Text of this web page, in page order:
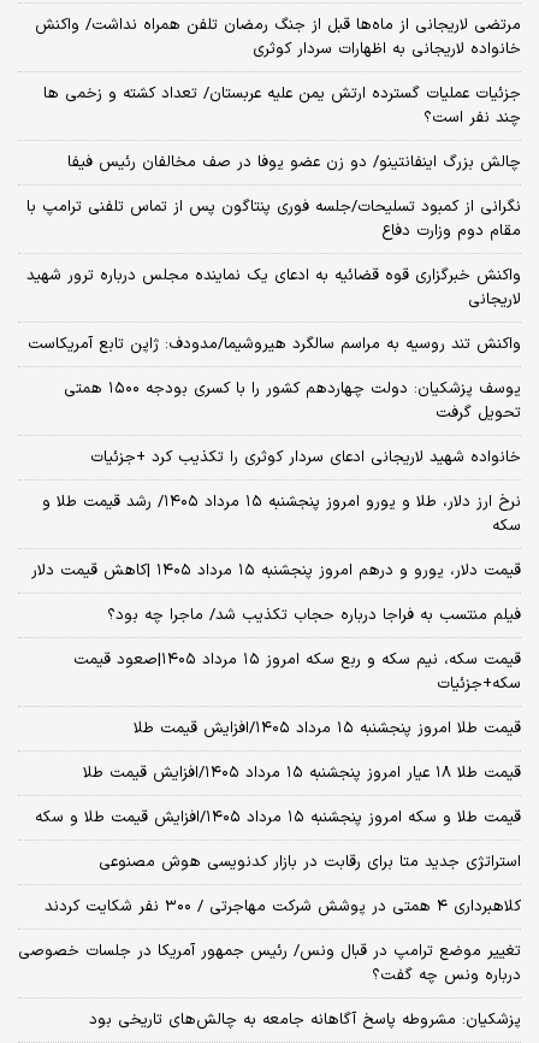
مرتضی لاریجانی از ماه‌ها قبل از جنگ رمضان تلفن همراه نداشت/ واکنش
خانواده لاریجانی به اظهارات سردار کوثری
جزئیات عملیات گسترده ارتش یمن علیه عربستان/ تعداد کشته و زخمی ها
چند نفر است؟
چالش بزرگ اینفانتینو/ دو زن عضو یوفا در صف مخالفان رئیس فیفا
نگرانی از کمبود تسلیحات/جلسه فوری پنتاگون پس از تماس تلفنی ترامپ با
مقام دوم وزارت دفاع
واکنش خبرگزاری قوه قضائیه به ادعای یک نماینده مجلس درباره ترور شهید
لاریجانی
واکنش تند روسیه به مراسم سالگرد هیروشیما/مدودف: ژاپن تابع آمریکاست
یوسف پزشکیان: دولت چهاردهم کشور را با کسری بودجه ۱۵۰۰ همتی
تحویل گرفت
خانواده شهید لاریجانی ادعای سردار کوثری را تکذیب کرد +جزئیات
نرخ ارز دلار، طلا و یورو امروز پنجشنبه ۱۵ مرداد ۱۴۰۵/ رشد قیمت طلا و
سکه
قیمت دلار، یورو و درهم امروز پنجشنبه ۱۵ مرداد ۱۴۰۵ |کاهش قیمت دلار
فیلم منتسب به فراجا درباره حجاب تکذیب شد/ ماجرا چه بود؟
قیمت سکه، نیم سکه و ربع سکه امروز ۱۵ مرداد ۱۴۰۵|صعود قیمت
سکه+جزئیات
قیمت طلا امروز پنجشنبه ۱۵ مرداد ۱۴۰۵/افزایش قیمت طلا
قیمت طلا ۱۸ عیار امروز پنجشنبه ۱۵ مرداد ۱۴۰۵/افزایش قیمت طلا
قیمت طلا و سکه امروز پنجشنبه ۱۵ مرداد ۱۴۰۵/افزایش قیمت طلا و سکه
استراتژی جدید متا برای رقابت در بازار کدنویسی هوش مصنوعی
کلاهبرداری ۴ همتی در پوشش شرکت مهاجرتی / ۳۰۰ نفر شکایت کردند
تغییر موضع ترامپ در قبال ونس/ رئیس جمهور آمریکا در جلسات خصوصی
درباره ونس چه گفت؟
پزشکیان: مشروطه پاسخ آگاهانه جامعه به چالش‌های تاریخی بود